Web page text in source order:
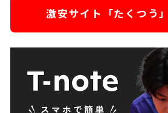
激安サイト「たくつう